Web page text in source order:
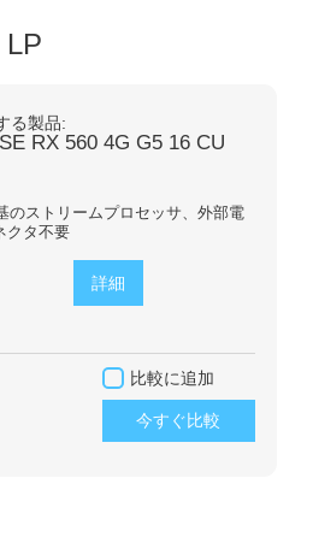
る製品:
RX 560 4G G5 16 CU
のストリームプロセッサ、外部電
クタ不要
詳細
比較に追加
今すぐ比較